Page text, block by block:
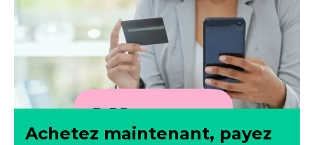
Achetez maintenant, payez